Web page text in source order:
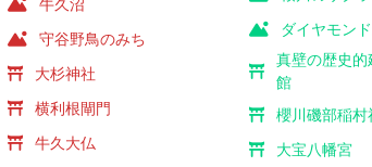
牛久沼
守谷野鳥のみち
大杉神社
横利根閘門
牛久大仏
ダイヤモン
真壁の歴史
館
櫻川磯部稲村
大宝八幡宮